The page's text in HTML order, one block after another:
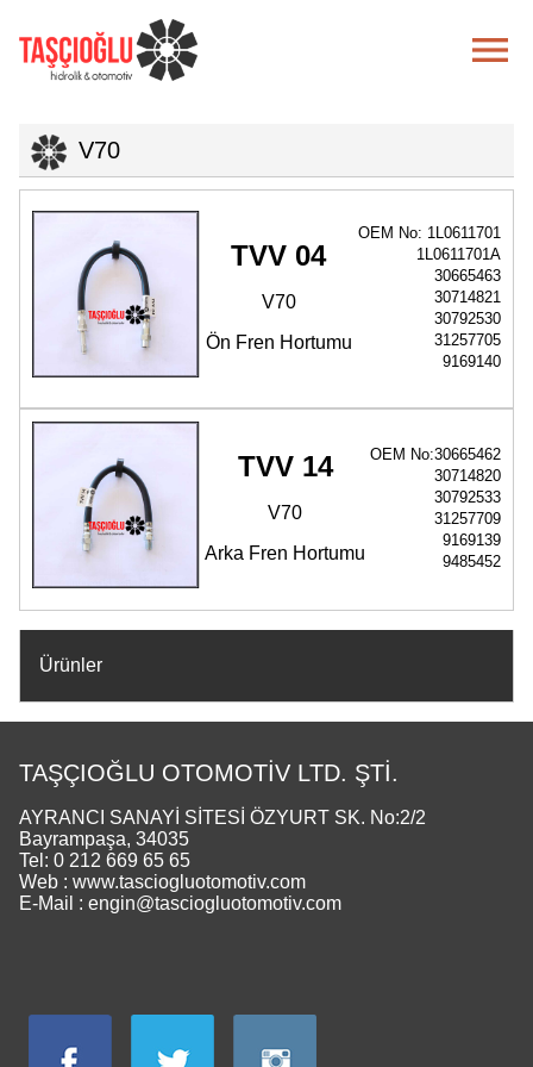

Ürünler
V70
TVV 04
V70
Ön Fren Hortumu
OEM No: 1L0611701
1L0611701A
30665463
30714821
30792530
31257705
9169140
TVV 14
V70
Arka Fren Hortumu
OEM No:30665462
30714820
30792533
31257709
9169139
9485452
TAŞÇIOĞLU OTOMOTİV LTD. ŞTİ.
AYRANCI SANAYİ SİTESİ ÖZYURT SK. No:2/2
Bayrampaşa, 34035
Tel: 0 212 669 65 65
Web : www.tasciogluotomotiv.com
E-Mail : engin@tasciogluotomotiv.com